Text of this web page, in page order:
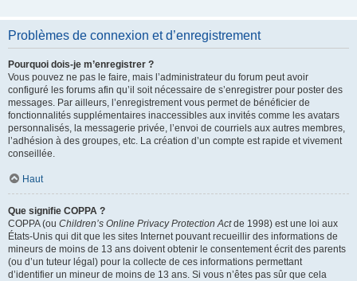
Problèmes de connexion et d’enregistrement
Pourquoi dois-je m’enregistrer ?
Vous pouvez ne pas le faire, mais l’administrateur du forum peut avoir
configuré les forums afin qu’il soit nécessaire de s’enregistrer pour poster des
messages. Par ailleurs, l’enregistrement vous permet de bénéficier de
fonctionnalités supplémentaires inaccessibles aux invités comme les avatars
personnalisés, la messagerie privée, l’envoi de courriels aux autres membres,
l’adhésion à des groupes, etc. La création d’un compte est rapide et vivement
conseillée.
Haut
Que signifie COPPA ?
COPPA (ou Children’s Online Privacy Protection Actde 1998) est une loi aux
États-Unis qui dit que les sites Internet pouvant recueillir des informations de
mineurs de moins de 13 ans doivent obtenir le consentement écrit des parents
(ou d’un tuteur légal) pour la collecte de ces informations permettant
d’identifier un mineur de moins de 13 ans. Si vous n’êtes pas sûr que cela